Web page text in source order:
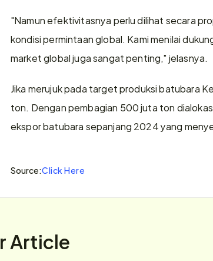
"Namun efektivitasnya perlu dilihat secara
kondisi permintaan global. Kami menilai
market global juga sangat penting," jelasnya.
Jika merujuk pada target produksi batubara
ton. Dengan pembagian 500 juta ton
ekspor batubara sepanjang 2024 yang
Source:Click Here
Article